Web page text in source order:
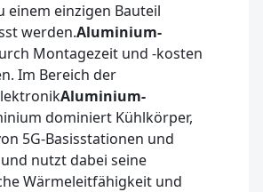
einem einzigen Bauteil
werden.Aluminium-
Montagezeit und -kosten
Im Bereich der
Aluminium-
dominiert Kühlkörper,
5G-Basisstationen und
nutzt dabei seine
Wärmeleitfähigkeit und